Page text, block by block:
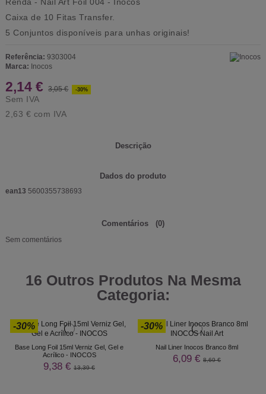
Renda - Nail Art Foil 004 - Inocos
Caixa de 10 Fitas Transfer.
5 Conjuntos disponíveis para unhas originais!
Referência: 9303004
Marca: Inocos
2,14 € 3,05 € -30%
Sem IVA
2,63 € com IVA
Descrição
Dados do produto
ean13 5600355738693
Comentários (0)
Sem comentários
16 Outros Produtos Na Mesma
Categoria:
-30%
Base Long Foil 15ml Verniz Gel, Gel e
Acrílico - INOCOS
9,38 € 13,39 €
-30%
Nail Liner Inocos Branco 8ml
6,09 € 8,69 €